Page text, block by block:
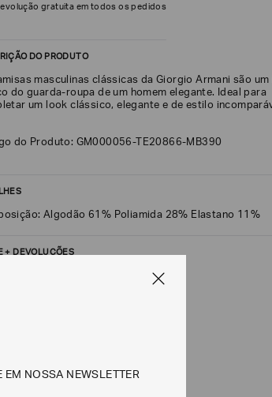
gratuita em todos os pedidos
DO PRODUTO
masculinas clássicas da Giorgio Armani são um
do guarda-roupa de um homem elegante. Ideal para
um look clássico, elegante e de estilo
do Produto: GM000056-TE20866-MB390
Algodão 61% Poliamida 28% Elastano 11%
+ DEVOLUÇÕES
prazos e tipos de entrega são válidos apenas para este
EM NOSSA NEWSLETTER